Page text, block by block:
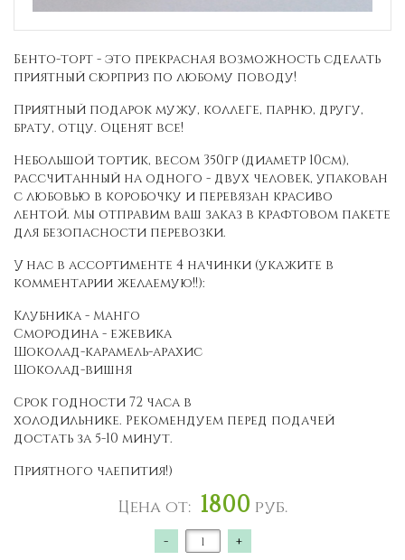
Бенто-торт - это прекрасная возможность сделать
приятный сюрприз по любому поводу!
Приятный подарок мужу, коллеге, парню, другу,
брату, отцу. Оценят все!
Небольшой тортик, весом 350гр (диаметр 10см),
рассчитанный на одного - двух человек, упакован
с любовью в коробочку и перевязан красиво
лентой. Мы отправим ваш заказ в крафтовом пакете
для безопасности перевозки.
У нас в ассортименте 4 начинки (укажите в
комментарии желаемую!!):
Клубника - Манго
Смородина - ежевика
Шоколад-карамель-арахис
Шоколад-вишня
Срок годности 72 часа в
холодильнике. Рекомендуем перед подачей
достать за 5-10 минут.
Приятного чаепития!)
Цена от: 1800 руб.
- +